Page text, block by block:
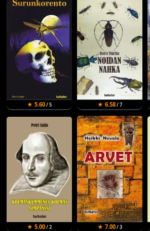
★ 5.60/ 5 ★ 6.58/ 7
★ 5.00/ 2 ★ 7.00/ 3